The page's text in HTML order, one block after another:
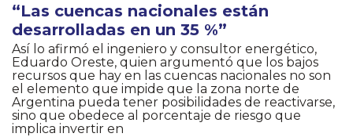
“Las cuencas nacionales están
desarrolladas en un 35 %”
Así lo afirmó el ingeniero y consultor energético,
Eduardo Oreste, quien argumentó que los bajos
recursos que hay en las cuencas nacionales no son
el elemento que impide que la zona norte de
Argentina pueda tener posibilidades de reactivarse,
sino que obedece al porcentaje de riesgo que
implica invertir en